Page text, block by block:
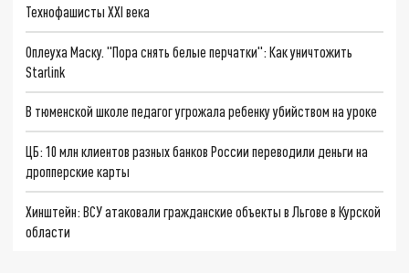
Технофашисты XXI века
Оплеуха Маску. "Пора снять белые перчатки": Как уничтожить
Starlink
В тюменской школе педагог угрожала ребенку убийством на уроке
ЦБ: 10 млн клиентов разных банков России переводили деньги на
дропперские карты
Хинштейн: ВСУ атаковали гражданские объекты в Льгове в Курской
области